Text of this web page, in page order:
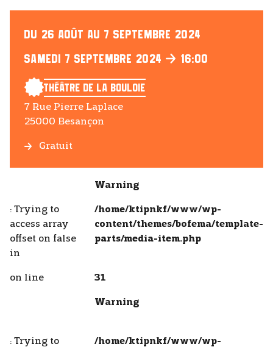
Du 26 Août Au 7 Septembre 2024
Samedi 7 Septembre 2024
16:00
Théâtre de la Bouloie
7 Rue Pierre Laplace
25000 Besançon
Gratuit
Warning
: Trying to
access array
offset on false
in
/home/ktipnkf/www/wp-
content/themes/bofema/template-
parts/media-item.php
on line 31
Warning
: Trying to
/home/ktipnkf/www/wp-